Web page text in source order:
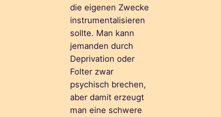
die eigenen Zwecke
instrumentalisieren
sollte. Man kann
jemanden durch
Deprivation oder
Folter zwar
psychisch brechen,
aber damit erzeugt
man eine schwere